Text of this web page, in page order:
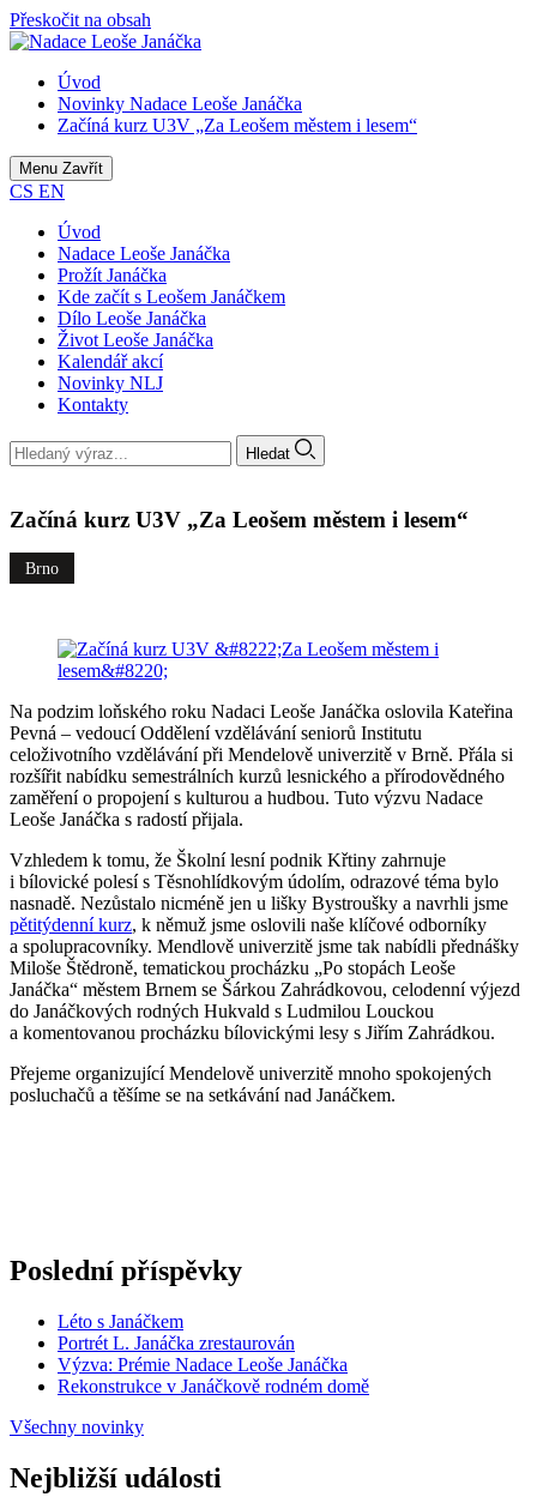
Přeskočit na obsah
Úvod
Novinky Nadace Leoše Janáčka
Začíná kurz U3V „Za Leošem městem i lesem“
Menu Zavřít
CS EN
Úvod
Nadace Leoše Janáčka
Prožít Janáčka
Kde začít s Leošem Janáčkem
Dílo Leoše Janáčka
Život Leoše Janáčka
Kalendář akcí
Novinky NLJ
Kontakty
Hledat
Začíná kurz U3V „Za Leošem městem i lesem“
Brno
Na podzim loňského roku Nadaci Leoše Janáčka oslovila Kateřina
Pevná – vedoucí Oddělení vzdělávání seniorů Institutu
celoživotního vzdělávání při Mendelově univerzitě v Brně. Přála si
rozšířit nabídku semestrálních kurzů lesnického a přírodovědného
zaměření o propojení s kulturou a hudbou. Tuto výzvu Nadace
Leoše Janáčka s radostí přijala.
Vzhledem k tomu, že Školní lesní podnik Křtiny zahrnuje
i bílovické polesí s Těsnohlídkovým údolím, odrazové téma bylo
nasnadě. Nezůstalo nicméně jen u lišky Bystroušky a navrhli jsme
pětitýdenní kurz, k němuž jsme oslovili naše klíčové odborníky
a spolupracovníky. Mendlově univerzitě jsme tak nabídli přednášky
Miloše Štědroně, tematickou procházku „Po stopách Leoše
Janáčka“ městem Brnem se Šárkou Zahrádkovou, celodenní výjezd
do Janáčkových rodných Hukvald s Ludmilou Louckou
a komentovanou procházku bílovickými lesy s Jiřím Zahrádkou.
Přejeme organizující Mendelově univerzitě mnoho spokojených
posluchačů a těšíme se na setkávání nad Janáčkem.
Poslední příspěvky
Léto s Janáčkem
Portrét L. Janáčka zrestaurován
Výzva: Prémie Nadace Leoše Janáčka
Rekonstrukce v Janáčkově rodném domě
Všechny novinky
Nejbližší události